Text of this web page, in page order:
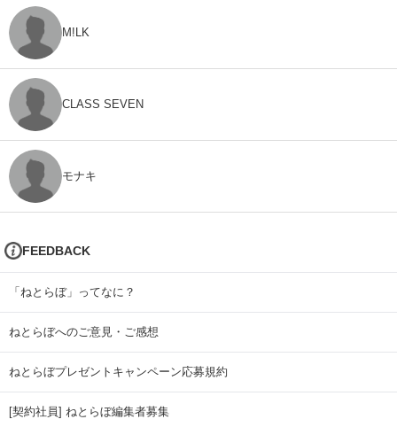
M!LK
CLASS SEVEN
モナキ
FEEDBACK
「ねとらぼ」ってなに？
ねとらぼへのご意見・ご感想
ねとらぼプレゼントキャンペーン応募規約
[契約社員] ねとらぼ編集者募集